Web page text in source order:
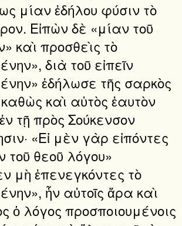
μίαν ἐδήλου φύσιν τὸ
Εἰπὼν δὲ «μίαν τοῦ
καὶ προσθεὶς τὸ
διὰ τοῦ εἰπεῖν
ἐδήλωσε τῆς σαρκὸς
καὶ αὐτὸς ἑαυτὸν
τῇ πρὸς Σούκενσον
«Εἰ μὲν γὰρ εἰπόντες
τοῦ θεοῦ λόγου»
μὴ ἐπενεγκόντες τὸ
ἦν αὐτοῖς ἄρα καὶ
ὁ λόγος προσποιουμένοις